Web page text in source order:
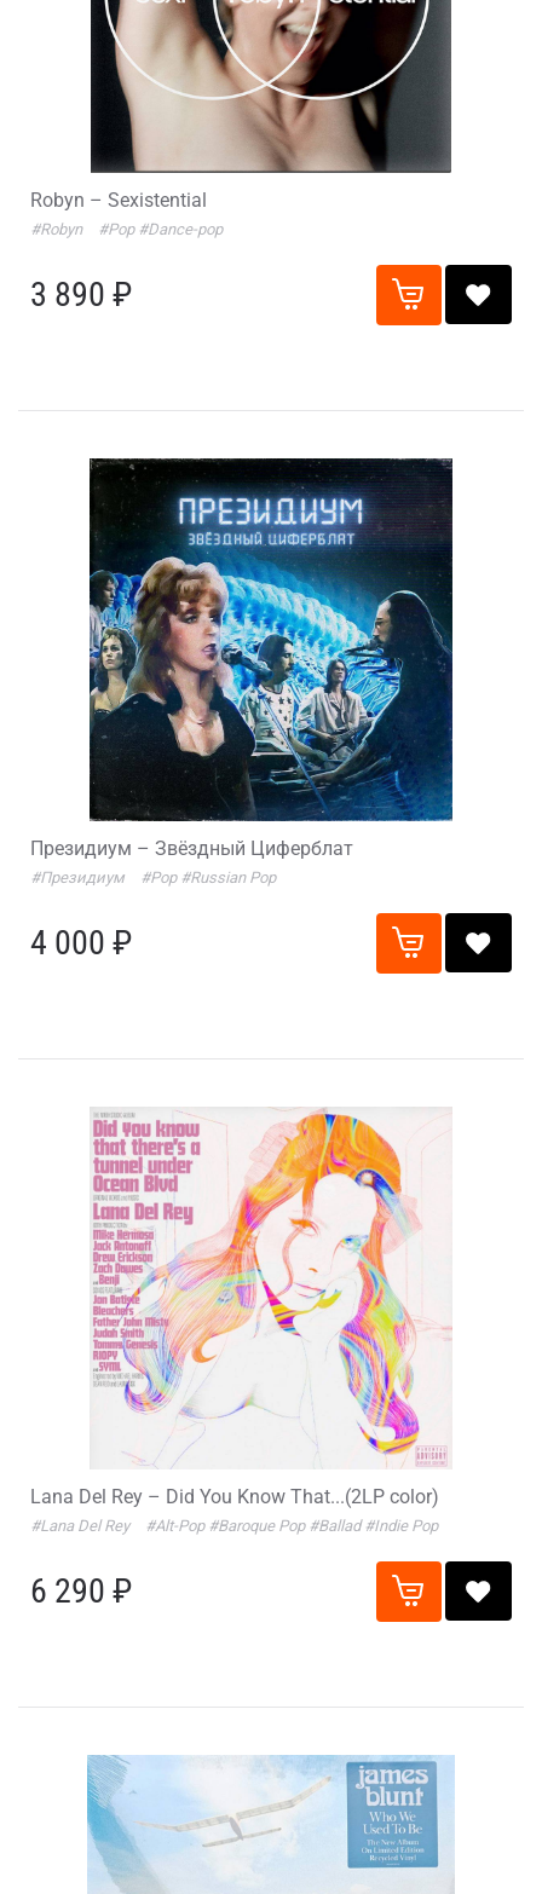
Robyn – Sexistential
#Robyn #Pop #Dance-pop
3 890 ₽
Президиум – Звёздный Циферблат
#Президиум #Pop #Russian Pop
4 000 ₽
Lana Del Rey – Did You Know That...(2LP color)
#Lana Del Rey #Alt-Pop #Baroque Pop #Ballad #Indie Pop
6 290 ₽